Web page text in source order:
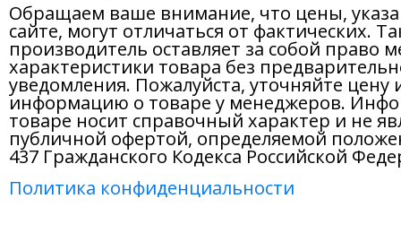
Обращаем ваше внимание, что цены,
сайте, могут отличаться от фактических.
производитель оставляет за собой право
характеристики товара без
уведомления. Пожалуйста, уточняйте цену
информацию о товаре у менеджеров.
товаре носит справочный характер и не
публичной офертой, определяемой
437 Гражданского Кодекса Российской
Политика конфиденциальности